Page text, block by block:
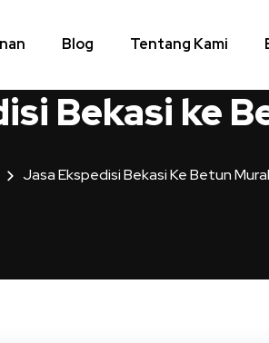
Blog Tentang Kami
Bekasi ke
Jasa Ekspedisi Bekasi Ke Betun